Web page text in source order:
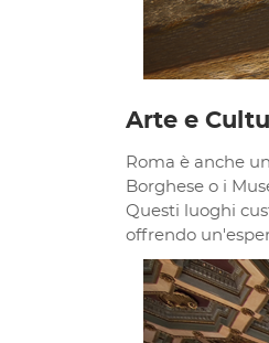
Arte e
Roma è anche
Borghese o i
Questi luoghi
offrendo